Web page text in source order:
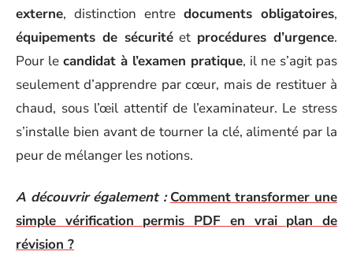
externe, distinction entre documents obligatoires,
équipements de sécuritéet procédures d’urgence.
Pour le candidat à l’examen pratique, il ne s’agit pas
seulement d’apprendre par cœur, mais de restituer à
chaud, sous l’œil attentif de l’examinateur. Le stress
s’installe bien avant de tourner la clé, alimenté par la
peur de mélanger les notions.
A découvrir également : Comment transformer une
simple vérification permis PDF en vrai plan de
révision ?